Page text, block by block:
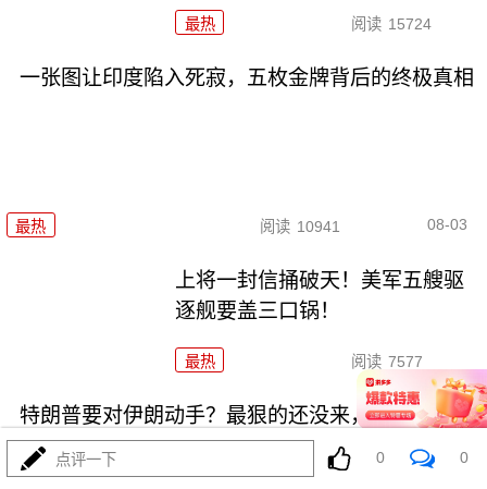
最热 阅读 15724
一张图让印度陷入死寂，五枚金牌背后的终极真相
最热 阅读 10941 08-03
上将一封信捅破天！美军五艘驱
逐舰要盖三口锅！
最热 阅读 7577
特朗普要对伊朗动手？最狠的还没来，最骚的来了
点评一下 0 0